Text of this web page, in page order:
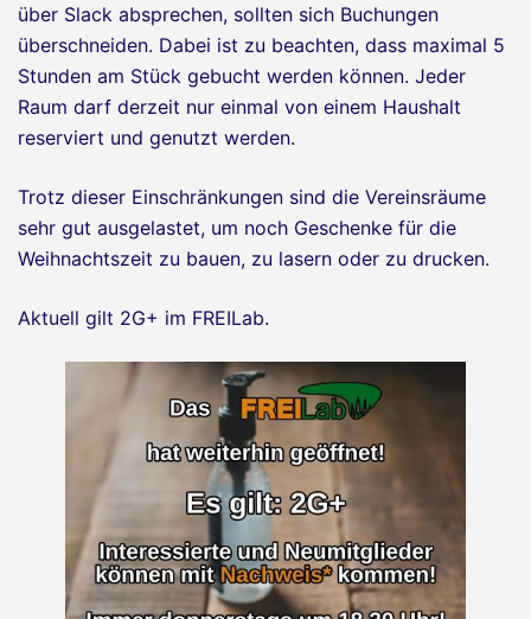
über Slack absprechen, sollten sich Buchungen
überschneiden. Dabei ist zu beachten, dass maximal 5
Stunden am Stück gebucht werden können. Jeder
Raum darf derzeit nur einmal von einem Haushalt
reserviert und genutzt werden.
Trotz dieser Einschränkungen sind die Vereinsräume
sehr gut ausgelastet, um noch Geschenke für die
Weihnachtszeit zu bauen, zu lasern oder zu drucken.
Aktuell gilt 2G+ im FREILab.